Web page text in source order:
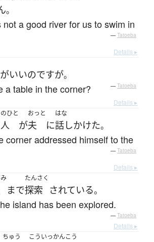
。
a good river for us to swim in
— Tatoeba
Details ▸
がいいのですが。
a table in the corner? — Tatoeba
Details ▸
ひと
が
おっと
夫 に
はな
話しかけた。
corner addressed himself to the
— Tatoeba
Details ▸
まで
たんさく
探索 されている。
island has been explored.
— Tatoeba
Details ▸
ちゅう こういっかんこう